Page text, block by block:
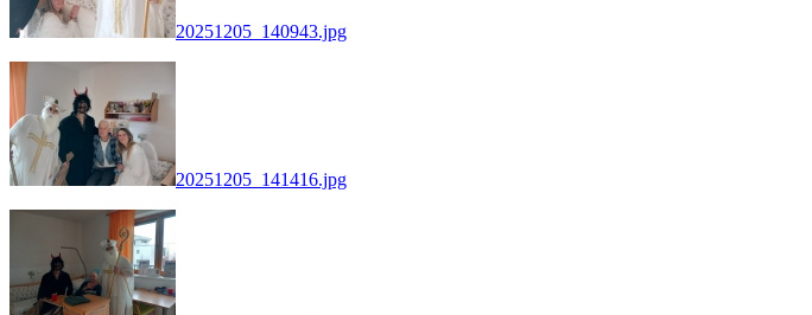
20251205_140943.jpg
20251205_141416.jpg